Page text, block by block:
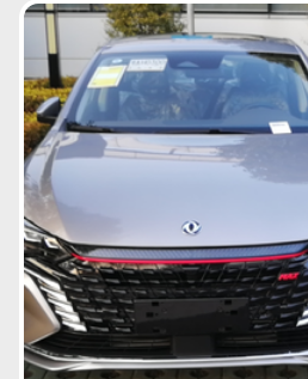
Подвеска хорошая, шумоизоляция
Максимальная скорость пока 100
дискомфорта. 360-градусная камера
предупреждение о наличии машин
система, опять же, на высоте. Меня
поставил максимальные оценки.
мой отзыв, сказав, что не хватает
оценок. Не умею писать хвалебные
придраться, так что мне пришлось
Позже, если возникнут новые
поделюсь ими. Объяснение: на графике среднего расхода
топлива показаны данные за
всего 102 километра, средний
км. Большинство поездок были по
чём не говорит. После большего
данными, а пока просто выложил
автомобилем с помощью одной педали. 【
неудовлетворительное】
герметичность автомобиля, через
гибридной версии зеленая полоска
отражается в оконных стеклах. 【Впечатления от вождения】 С
гибридным двигателем мощность
рывков. Режим рекуперации энергии
большинства условий вождения и
автомобилем с помощью одной педали. 【Опыт
Покупка в Пекине, пришлось в самый
был в наличии гибрид. Ничего
хорошее обслуживание (по многим
выбор — нужны они или нет). 【Цена автомобиля】 На
гибридную версию не было никаких
обмен. 【Расход топлива】 Недавно не ездил в город, проехал
более 600 км по скоростной и
стиля вождения расход получился
литров. Дальше буду обновлять